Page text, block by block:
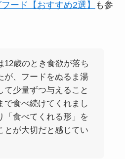
ード【おすすめ2選】
も参
12歳のとき食欲が落ち
が、フードをぬるま湯
て少量ずつ与えること
で食べ続けてくれまし
「食べてくれる形」を
とが大切だと感じてい